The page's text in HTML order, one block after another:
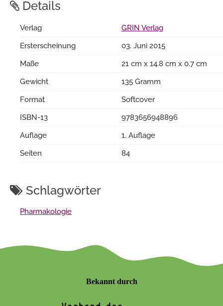
Details
Verlag
GRIN Verlag
Ersterscheinung
03. Juni 2015
Maße
21 cm x 14.8 cm x 0.7 cm
Gewicht
135 Gramm
Format
Softcover
ISBN-13
9783656948896
Auflage
1. Auflage
Seiten
84
Schlagwörter
Pharmakologie
Bekannt durch